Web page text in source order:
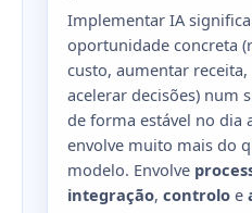
Implementar IA
oportunidade concreta
custo, aumentar
acelerar decisões) num
de forma estável no dia
envolve muito mais do
modelo. Envolve
integração, controlo e